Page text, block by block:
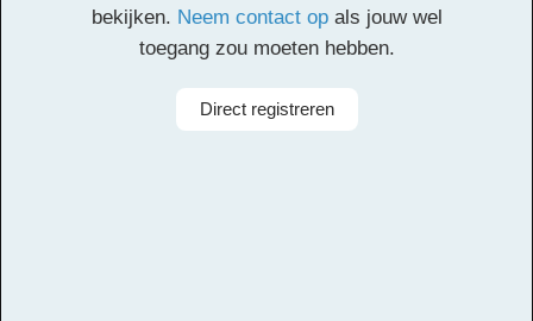
bekijken. Neem contact opals jouw wel
toegang zou moeten hebben.
Direct registreren
Alle rechten voorbehouden
Yamila A. Bavio